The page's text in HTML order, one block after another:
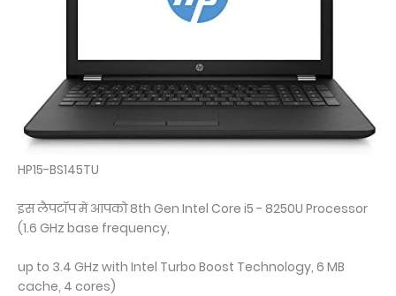
HP15-BS145TU
इस लैपटॉप में आपको 8th Gen Intel Core i5 - 8250U Processor
(1.6 GHz base frequency,
up to 3.4 GHz with Intel Turbo Boost Technology, 6 MB
cache, 4 cores)